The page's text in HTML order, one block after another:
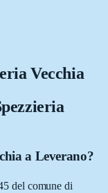
Vecchia
a Leverano?
del comune di